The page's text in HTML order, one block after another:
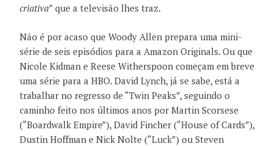
criativa” que a televisão lhes traz.
Não é por acaso que Woody Allen prepara uma mini-
série de seis episódios para a Amazon Originals. Ou que
Nicole Kidman e Reese Witherspoon começam em breve
uma série para a HBO. David Lynch, já se sabe, está a
trabalhar no regresso de “Twin Peaks”, seguindo o
caminho feito nos últimos anos por Martin Scorsese
(“Boardwalk Empire”), David Fincher (“House of Cards”),
Dustin Hoffman e Nick Nolte (“Luck”) ou Steven